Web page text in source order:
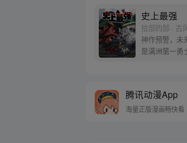
史上最强
拾部的部 · 古
神作预警，未来的科技，
腾讯动漫App
海量正版漫画畅快看